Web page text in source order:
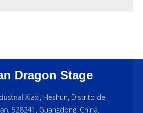
Dragon Stage
Xiaxi, Heshun, Distrito de
528241, Guangdong, China.